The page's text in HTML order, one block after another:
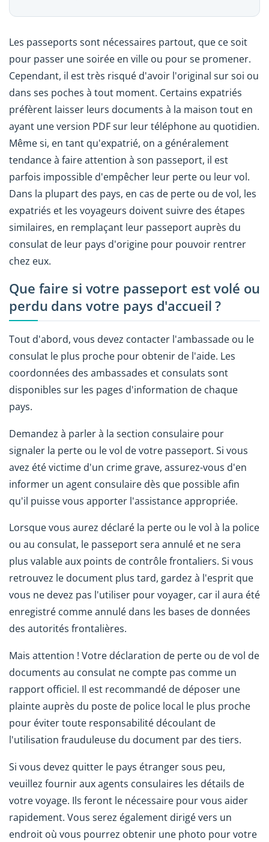
Les passeports sont nécessaires partout, que ce soit
pour passer une soirée en ville ou pour se promener.
Cependant, il est très risqué d'avoir l'original sur soi ou
dans ses poches à tout moment. Certains expatriés
préfèrent laisser leurs documents à la maison tout en
ayant une version PDF sur leur téléphone au quotidien.
Même si, en tant qu'expatrié, on a généralement
tendance à faire attention à son passeport, il est
parfois impossible d'empêcher leur perte ou leur vol.
Dans la plupart des pays, en cas de perte ou de vol, les
expatriés et les voyageurs doivent suivre des étapes
similaires, en remplaçant leur passeport auprès du
consulat de leur pays d'origine pour pouvoir rentrer
chez eux.
Que faire si votre passeport est volé ou
perdu dans votre pays d'accueil ?
Tout d'abord, vous devez contacter l'ambassade ou le
consulat le plus proche pour obtenir de l'aide. Les
coordonnées des ambassades et consulats sont
disponibles sur les pages d'information de chaque
pays.
Demandez à parler à la section consulaire pour
signaler la perte ou le vol de votre passeport. Si vous
avez été victime d'un crime grave, assurez-vous d'en
informer un agent consulaire dès que possible afin
qu'il puisse vous apporter l'assistance appropriée.
Lorsque vous aurez déclaré la perte ou le vol à la police
ou au consulat, le passeport sera annulé et ne sera
plus valable aux points de contrôle frontaliers. Si vous
retrouvez le document plus tard, gardez à l'esprit que
vous ne devez pas l'utiliser pour voyager, car il aura été
enregistré comme annulé dans les bases de données
des autorités frontalières.
Mais attention ! Votre déclaration de perte ou de vol de
documents au consulat ne compte pas comme un
rapport officiel. Il est recommandé de déposer une
plainte auprès du poste de police local le plus proche
pour éviter toute responsabilité découlant de
l'utilisation frauduleuse du document par des tiers.
Si vous devez quitter le pays étranger sous peu,
veuillez fournir aux agents consulaires les détails de
votre voyage. Ils feront le nécessaire pour vous aider
rapidement. Vous serez également dirigé vers un
endroit où vous pourrez obtenir une photo pour votre